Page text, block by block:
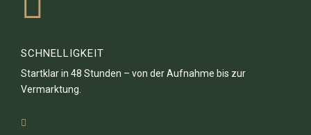
SCHNELLIGKEIT
Startklar in 48 Stunden – von der Aufnahme bis zur
Vermarktung.